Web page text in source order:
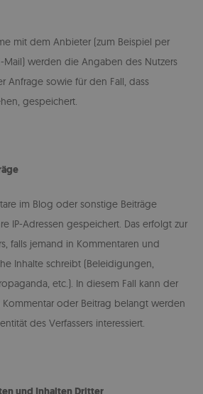
mit dem Anbieter (zum Beispiel per
Mail) werden die Angaben des Nutzers
Anfrage sowie für den Fall, dass
gespeichert.
im Blog oder sonstige Beiträge
IP-Adressen gespeichert. Das erfolgt zur
falls jemand in Kommentaren und
Inhalte schreibt (Beleidigungen,
etc.). In diesem Fall kann der
oder Beitrag belangt werden
des Verfassers interessiert.